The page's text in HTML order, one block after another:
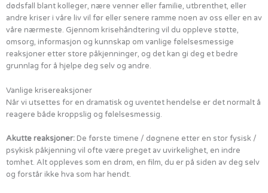
dødsfall blant kolleger, nære venner eller familie, utbrenthet, eller
andre kriser i våre liv vil før eller senere ramme noen av oss eller en av
våre nærmeste. Gjennom krisehåndtering vil du oppleve støtte,
omsorg, informasjon og kunnskap om vanlige følelsesmessige
reaksjoner etter store påkjenninger, og det kan gi deg et bedre
grunnlag for å hjelpe deg selv og andre.
Vanlige krisereaksjoner
Når vi utsettes for en dramatisk og uventet hendelse er det normalt å
reagere både kroppslig og følelsesmessig.
Akutte reaksjoner: De første timene / døgnene etter en stor fysisk /
psykisk påkjenning vil ofte være preget av uvirkelighet, en indre
tomhet. Alt oppleves som en drøm, en film, du er på siden av deg selv
og forstår ikke hva som har hendt.